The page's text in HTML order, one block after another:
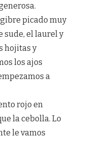
picado muy
sude, el laurel y
hojitas y
los ajos
a
rojo en
la cebolla. Lo
le vamos